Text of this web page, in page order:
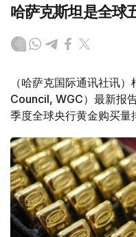
哈萨克斯坦是全球
（哈萨克国际通讯社讯
Council, WGC）最新报
季度全球央行黄金购买量